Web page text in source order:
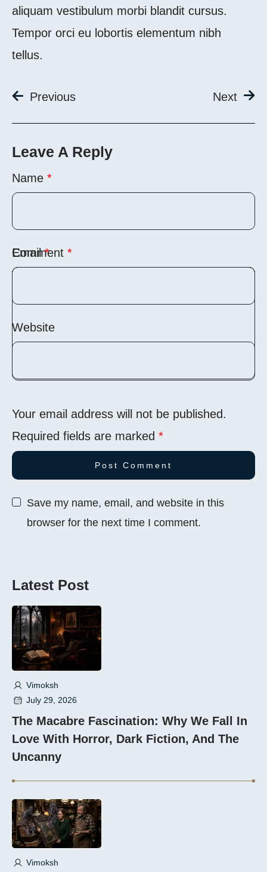
aliquam vestibulum morbi blandit cursus.
Tempor orci eu lobortis elementum nibh
tellus.
Previous Next
Leave A Reply
Your email address will not be published.
Required fields are marked *
Comment *
Name *
Email*
Website
Save my name, email, and website in this
browser for the next time I comment.
Latest Post
July 29, 2026
Vimoksh
The Macabre Fascination: Why We Fall In
Love With Horror, Dark Fiction, And The
Uncanny
Vimoksh